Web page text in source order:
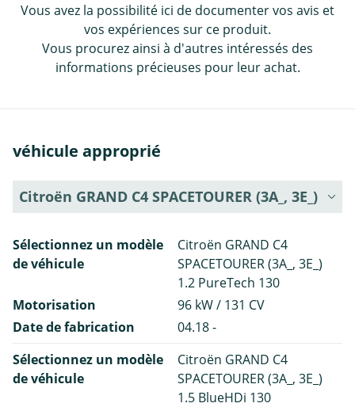
Vous avez la possibilité ici de documenter vos avis et
vos expériences sur ce produit.
Vous procurez ainsi à d'autres intéressés des
informations précieuses pour leur achat.
véhicule approprié
Citroën GRAND C4 SPACETOURER (3A_, 3E_)
Sélectionnez un modèle
de véhicule
Citroën GRAND C4
SPACETOURER (3A_, 3E_)
1.2 PureTech 130
Motorisation
96 kW / 131 CV
Date de fabrication
04.18 -
Sélectionnez un modèle
de véhicule
Citroën GRAND C4
SPACETOURER (3A_, 3E_)
1.5 BlueHDi 130